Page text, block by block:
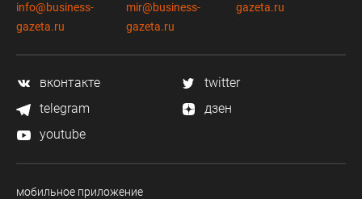
info@business-
gazeta.ru
mir@business-
gazeta.ru
gazeta.ru
вконтакте
twitter
telegram
дзен
youtube
мобильное приложение